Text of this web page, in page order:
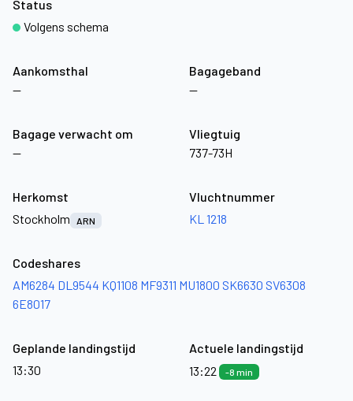
Aankomsthal
—
Bagageband
—
Bagage verwacht om
—
Vliegtuig
737-73H
Status
Volgens schema
Herkomst
Stockholm
ARN
Vluchtnummer
KL 1218
Codeshares
AM6284 DL9544 KQ1108 MF9311 MU1800 SK6630 SV6308
6E8017
Geplande landingstijd
13:30
Actuele landingstijd
13:22
-8 min